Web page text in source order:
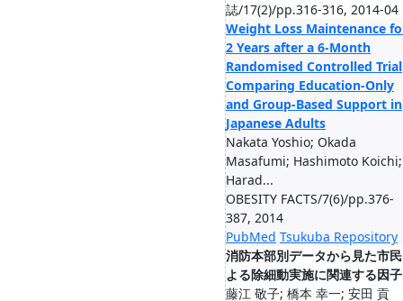
誌/17(2)/pp.316-316, 2014-04
Weight Loss Maintenance
2 Years after a 6-Month
Randomised Controlled Trial
Comparing Education-Only
and Group-Based Support in
Japanese Adults
Nakata Yoshio; Okada
Masafumi; Hashimoto Koichi;
Harad...
OBESITY FACTS/7(6)/pp.376-
387, 2014
PubMed Tsukuba Repository
消防本部別データから見た市
よる除細動実施に関連する因子
藤江 敬子; 橋本 幸一; 安田 貢